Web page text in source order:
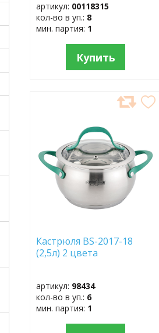
артикул: 00118315
кол-во в уп.: 8
мин. партия: 1
Купить
ИЗБРАННОЕ
Кастрюля BS-2017-18
(2,5л) 2 цвета
артикул: 98434
кол-во в уп.: 6
мин. партия: 1